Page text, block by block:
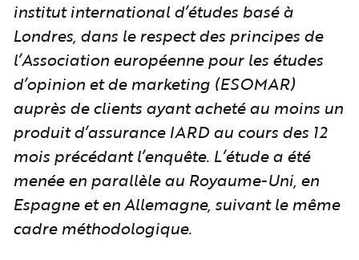
institut international d’études basé à
Londres, dans le respect des principes de
l’Association européenne pour les études
d’opinion et de marketing (ESOMAR)
auprès de clients ayant acheté au moins un
produit d’assurance IARD au cours des 12
mois précédant l’enquête. L’étude a été
menée en parallèle au Royaume-Uni, en
Espagne et en Allemagne, suivant le même
cadre méthodologique.